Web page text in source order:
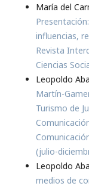
María del
influencias,
Revista
Ciencias
Leopoldo
Martín-
Turismo de
(julio-
Leopoldo
medios de